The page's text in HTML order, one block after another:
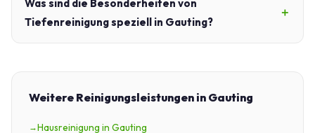
Was sind die Besonderheiten von
Tiefenreinigung speziell in Gauting?
Weitere Reinigungsleistungen in Gauting
Hausreinigung in Gauting